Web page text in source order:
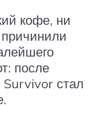
кофе, ни
после
Survivor стал